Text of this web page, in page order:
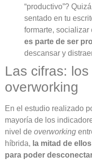
“productivo”?
sentado en tu
formarte, socializar
es parte de ser
descansar y
Las cifras:
overworking
En el estudio realizado
mayoría de los
nivel de overworking
híbrida, la mitad de
para poder